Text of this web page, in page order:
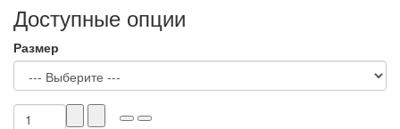
Доступные опции
Размер